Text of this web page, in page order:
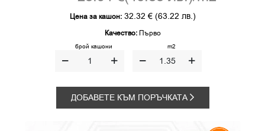
Цена за кашон: 32.32 € (63.22 лв.)
Качество:Първо
брой кашони m2
ДОБАВЕТЕ КЪМ ПОРЪЧКАТА